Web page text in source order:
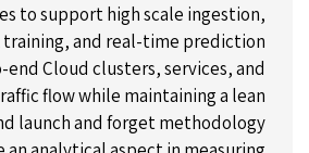
to support high scale ingestion,
and real-time prediction.
Cloud clusters, services, and
flow while maintaining a lean
launch and forget methodology